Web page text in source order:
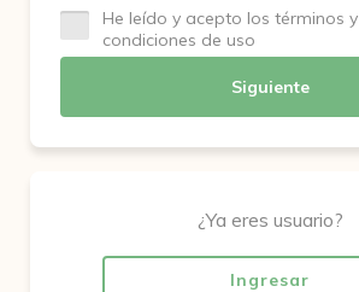
He leído y acepto los términos y
condiciones de uso
Siguiente
¿Ya eres usuario?
Ingresar